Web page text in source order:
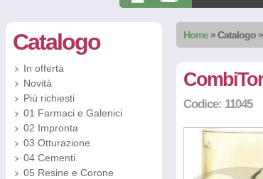
Home »Catalogo »
Catalogo
In offerta
Novità
Più richiesti
01 Farmaci e Galenici
02 Impronta
03 Otturazione
04 Cementi
05 Resine e Corone
Codice: 11045